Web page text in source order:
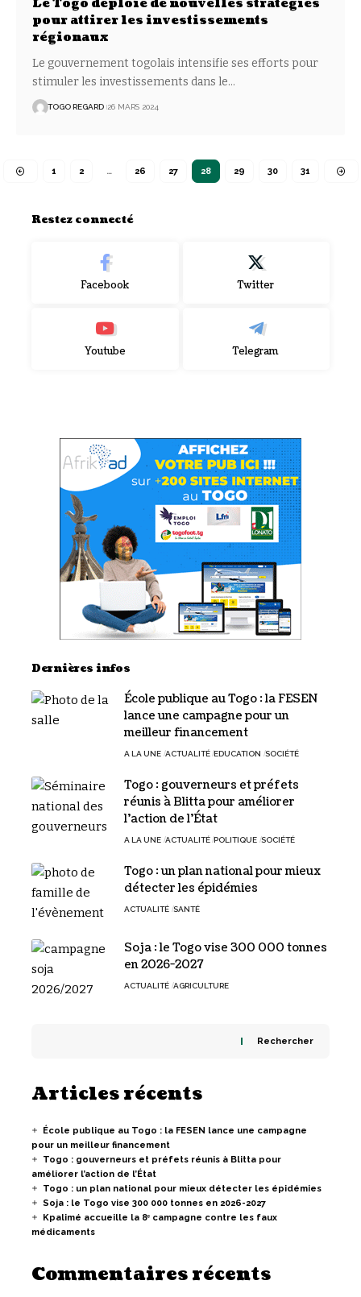
Le Togo déploie de nouvelles stratégies
pour attirer les investissements
régionaux
Le gouvernement togolais intensifie ses efforts pour
stimuler les investissements dans le…
TOGO REGARD 26 MARS 2024
1 2 … 26 27 28 29 30 31
Restez connecté
Facebook Twitter
Youtube Telegram
Dernières infos
École publique au Togo : la FESEN
lance une campagne pour un
meilleur financement
A LA UNE ACTUALITÉ EDUCATION SOCIÉTÉ
Togo : gouverneurs et préfets
réunis à Blitta pour améliorer
l’action de l’État
A LA UNE ACTUALITÉ POLITIQUE SOCIÉTÉ
Togo : un plan national pour mieux
détecter les épidémies
ACTUALITÉ SANTÉ
Soja : le Togo vise 300 000 tonnes
en 2026-2027
ACTUALITÉ AGRICULTURE
Rechercher
Articles récents
École publique au Togo : la FESEN lance une campagne
pour un meilleur financement
Togo : gouverneurs et préfets réunis à Blitta pour
améliorer l’action de l’État
Togo : un plan national pour mieux détecter les épidémies
Soja : le Togo vise 300 000 tonnes en 2026-2027
Kpalimé accueille la 8ᵉ campagne contre les faux
médicaments
Commentaires récents